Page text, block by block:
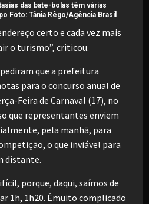
das bate-bolas têm várias
Foto: Tânia Rêgo/Agência Brasil
certo e cada vez mais
o turismo”, criticou.
que a prefeitura
para o concurso anual de
Feira de Carnaval (17), no
que representantes enviem
pela manhã, para
o que inviável para
distante.
porque, daqui, saímos de
1h, 1h20. Émuito complicado